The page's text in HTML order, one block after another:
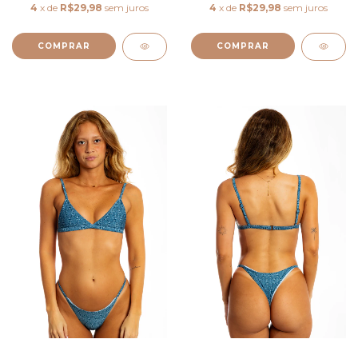
4 x de R$29,98 sem juros
COMPRAR
4 x de R$29,98 sem juros
COMPRAR